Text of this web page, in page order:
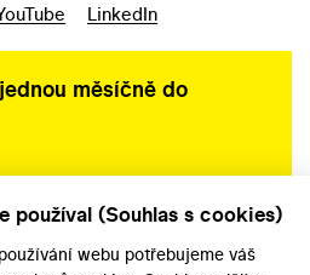
LinkedIn
měsíčně do
používal (Souhlas s cookies)
webu potřebujeme váš